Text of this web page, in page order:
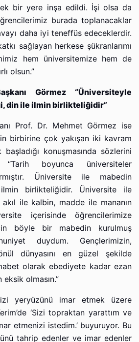
bir yere inşa edildi. İşi olsa da
burada toplanacaklar
daha iyi teneffüs edeceklerdir.
sağlayan herkese şükranlarımı
hem üniversitemize hem de
olsun.”
Görmez “Üniversiteyle
din ile ilmin birlikteliğidir”
Prof. Dr. Mehmet Görmez ise
birbirine çok yakışan iki kavram
konuşmasında sözlerini
boyunca üniversiteler
Üniversite ile mabedin
birlikteliğidir. Üniversite ile
ile kalbin, madde ile mananın
içerisinde öğrencilerimize
böyle bir mabedin kurulmuş
duydum. Gençlerimizin,
dünyasını en güzel şekilde
olarak ebediyete kadar ezan
eksik olmasın.”
yeryüzünü imar etmek üzere
‘Sizi topraktan yarattım ve
etmenizi istedim.’ buyuruyor. Bu
tahrip edenler ve imar edenler